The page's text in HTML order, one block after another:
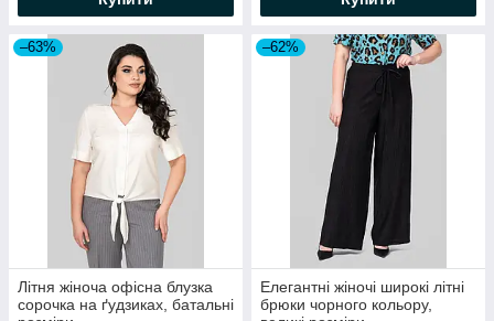
–63%
Літня жіноча офісна блузка
сорочка на ґудзиках, батальні
–62%
Елегантні жіночі широкі літні
брюки чорного кольору,